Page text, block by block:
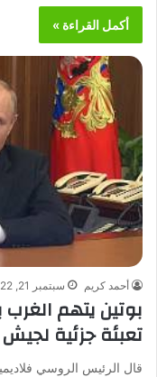
أكمل القراءة »
أحمد كريم سبتمبر 21, 2022
بوتين يتهم
تعبئة جزئية لجيش
قال الرئيس الروسي